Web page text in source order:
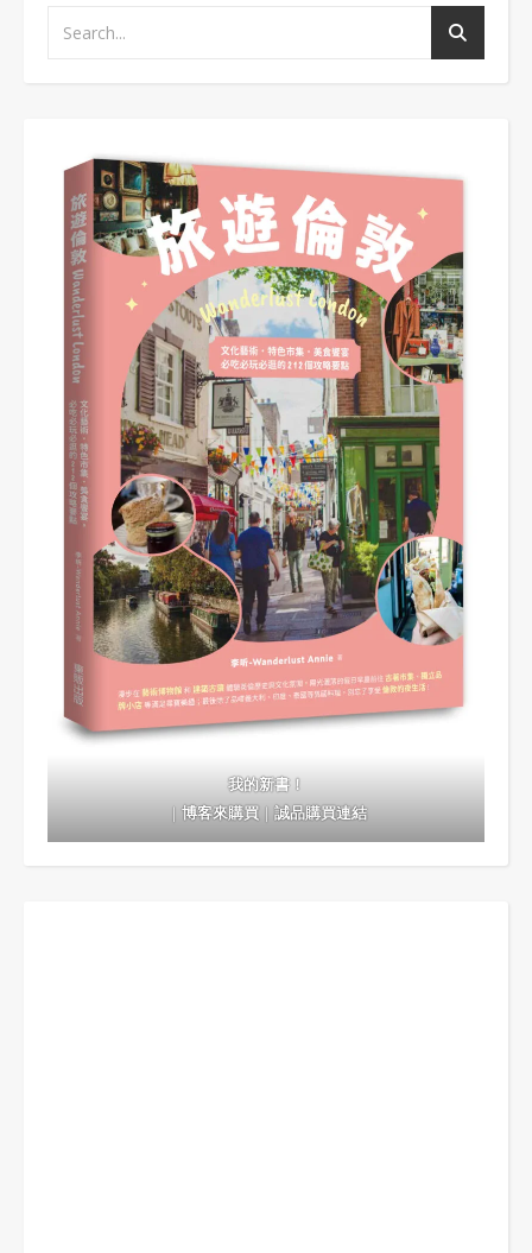
我的新書！
｜博客來購買｜誠品購買連結